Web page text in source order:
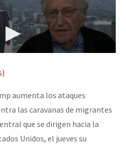
aumenta los ataques
las caravanas de migrantes
que se dirigen hacia la
Unidos, el jueves su